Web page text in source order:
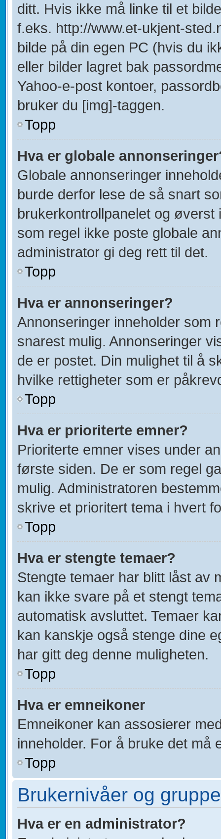
ditt. Hvis ikke må linke til et
f.eks. http://www.et-ukjent-
bilde på din egen PC (hvis du
eller bilder lagret bak
Yahoo-e-post kontoer,
bruker du [img]-taggen.
Topp
Hva er globale
Globale annonseringer
burde derfor lese de så snart
brukerkontrollpanelet og øverst
som regel ikke poste globale
administrator gi deg rett til det.
Topp
Hva er annonseringer?
Annonseringer inneholder som
snarest mulig. Annonseringer
de er postet. Din mulighet til å
hvilke rettigheter som er
Topp
Hva er prioriterte emner?
Prioriterte emner vises under
første siden. De er som regel
mulig. Administratoren
skrive et prioritert tema i hvert
Topp
Hva er stengte temaer?
Stengte temaer har blitt låst av
kan ikke svare på et stengt
automatisk avsluttet. Temaer
kan kanskje også stenge dine
har gitt deg denne muligheten.
Topp
Hva er emneikoner
Emneikoner kan assosierer
inneholder. For å bruke det må
Topp
Brukernivåer og
Hva er en administrator?